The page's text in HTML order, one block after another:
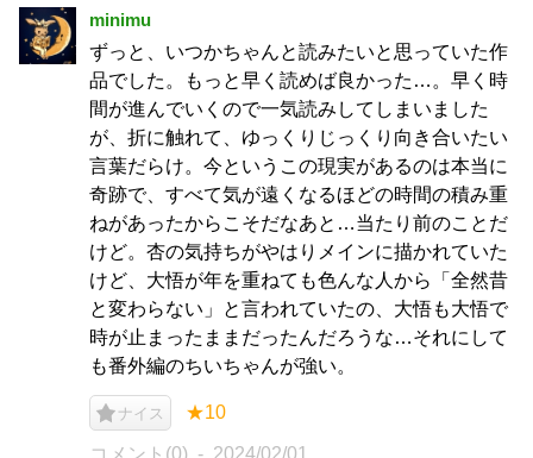
minimu
ずっと、いつかちゃんと読みたいと思っていた作
品でした。もっと早く読めば良かった…。早く時
間が進んでいくので一気読みしてしまいました
が、折に触れて、ゆっくりじっくり向き合いたい
言葉だらけ。今というこの現実があるのは本当に
奇跡で、すべて気が遠くなるほどの時間の積み重
ねがあったからこそだなあと…当たり前のことだ
けど。杏の気持ちがやはりメインに描かれていた
けど、大悟が年を重ねても色んな人から「全然昔
と変わらない」と言われていたの、大悟も大悟で
時が止まったままだったんだろうな…それにして
も番外編のちいちゃんが強い。
ナイス ★10
コメント(0) 2024/02/01